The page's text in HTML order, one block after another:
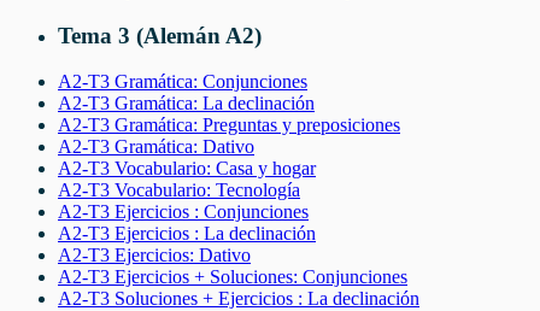
Tema 3 (Alemán A2)
A2-T3 Gramática: Conjunciones
A2-T3 Gramática: La declinación
A2-T3 Gramática: Preguntas y preposiciones
A2-T3 Gramática: Dativo
A2-T3 Vocabulario: Casa y hogar
A2-T3 Vocabulario: Tecnología
A2-T3 Ejercicios : Conjunciones
A2-T3 Ejercicios : La declinación
A2-T3 Ejercicios: Dativo
A2-T3 Ejercicios + Soluciones: Conjunciones
A2-T3 Soluciones + Ejercicios : La declinación